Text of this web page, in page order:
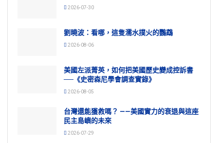
2026-07-30
劉曉波：看哪，這隻濡水撲火的鸚鵡
2026-08-06
美國左派菁英，如何把美國歷史變成控訴書
──《史密森尼學會調查實錄》
2026-08-05
台灣還能獲救嗎？ ——美國實力的衰退與這座
民主島嶼的未來
2026-07-29